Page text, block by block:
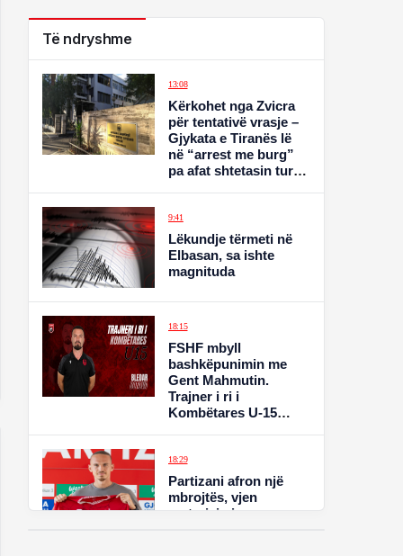
Të ndryshme
13:08
Kërkohet nga Zvicra
për tentativë vrasje –
Gjykata e Tiranës lë
në “arrest me burg”
pa afat shtetasin turk
9:41
Lëkundje tërmeti në
Elbasan, sa ishte
magnituda
18:15
FSHF mbyll
bashkëpunimin me
Gent Mahmutin.
Trajner i ri i
Kombëtares U-15
18:29
Partizani afron një
mbrojtës, vjen
zyrtarizimi